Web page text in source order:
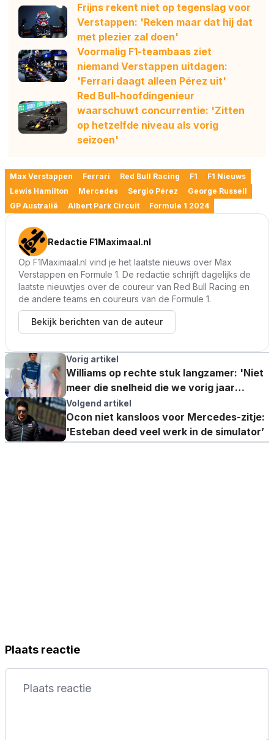
Frijns rekent niet op tegenslag voor
Verstappen: 'Reken maar dat hij dat
met plezier zal doen'
Voormalig F1-teambaas ziet
niemand Verstappen uitdagen:
'Ferrari daagt alleen Pérez uit'
Red Bull-hoofdingenieur
waarschuwt concurrentie: 'Zitten
op hetzelfde niveau als vorig
seizoen'
Max Verstappen Ferrari Red Bull Racing F1
F1 Nieuws
Lewis Hamilton
Mercedes Sergio Pérez
George Russell
GP Australië
Albert Park Circuit Formule 1 2024
Redactie F1Maximaal.nl
Op F1Maximaal.nl vind je het laatste nieuws over Max
Verstappen en Formule 1. De redactie schrijft dagelijks de
laatste nieuwtjes over de coureur van Red Bull Racing en
de andere teams en coureurs van de Formule 1.
Bekijk berichten van de auteur
Vorig artikel
Williams op rechte stuk langzamer: 'Niet
meer die snelheid die we vorig jaar
hadden'
Volgend artikel
Ocon niet kansloos voor Mercedes-zitje:
'Esteban deed veel werk in de simulator’
Plaats reactie